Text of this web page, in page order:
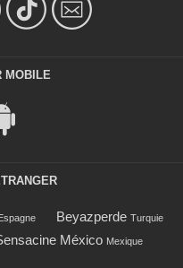
MOBILE
Beyazperde Turquie
México Mexique